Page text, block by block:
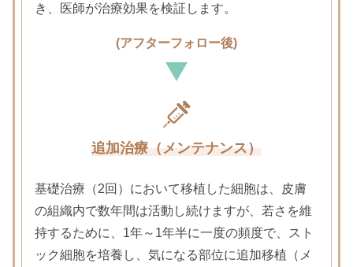
き、医師が治療効果を検証します。
(アフターフォロー後)
追加治療（メンテナンス）
基礎治療（2回）において移植した細胞は、皮膚
の組織内で数年間は活動し続けますが、 若さを維
持するために、1年～1年半に一度の頻度で、スト
ック細胞を培養し、 気になる部位に追加移植（メ